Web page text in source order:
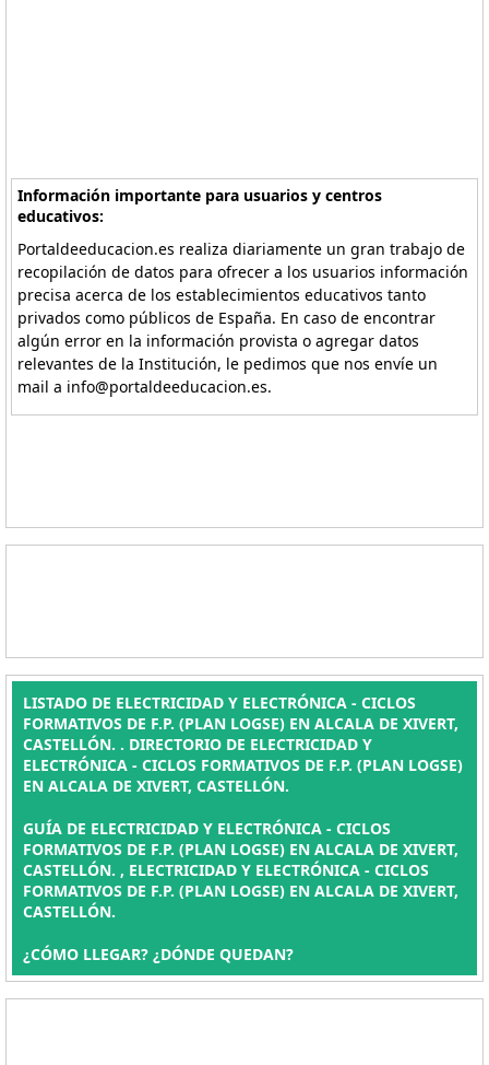
Información importante para usuarios y centros
educativos:
Portaldeeducacion.es realiza diariamente un gran trabajo de
recopilación de datos para ofrecer a los usuarios información
precisa acerca de los establecimientos educativos tanto
privados como públicos de España. En caso de encontrar
algún error en la información provista o agregar datos
relevantes de la Institución, le pedimos que nos envíe un
mail a info@portaldeeducacion.es.
LISTADO DE ELECTRICIDAD Y ELECTRÓNICA - CICLOS
FORMATIVOS DE F.P. (PLAN LOGSE) EN ALCALA DE XIVERT,
CASTELLÓN. . DIRECTORIO DE ELECTRICIDAD Y
ELECTRÓNICA - CICLOS FORMATIVOS DE F.P. (PLAN LOGSE)
EN ALCALA DE XIVERT, CASTELLÓN.
GUÍA DE ELECTRICIDAD Y ELECTRÓNICA - CICLOS
FORMATIVOS DE F.P. (PLAN LOGSE) EN ALCALA DE XIVERT,
CASTELLÓN. , ELECTRICIDAD Y ELECTRÓNICA - CICLOS
FORMATIVOS DE F.P. (PLAN LOGSE) EN ALCALA DE XIVERT,
CASTELLÓN.
¿CÓMO LLEGAR? ¿DÓNDE QUEDAN?